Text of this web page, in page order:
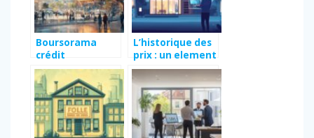
Boursorama
crédit
immobilier en
2025 : Les
nouvelles
conditions qui
vont tout
changer
L’historique des
prix : un element
cle pour evaluer
un bien
immobilier